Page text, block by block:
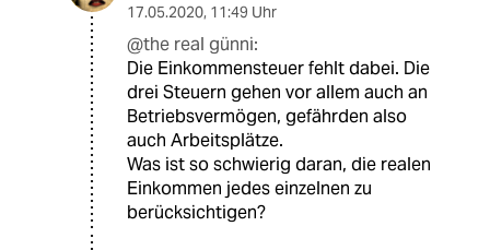
17.05.2020, 11:49 Uhr
@the real günni:
Die Einkommensteuer fehlt dabei. Die
drei Steuern gehen vor allem auch an
Betriebsvermögen, gefährden also
auch Arbeitsplätze.
Was ist so schwierig daran, die realen
Einkommen jedes einzelnen zu
berücksichtigen?